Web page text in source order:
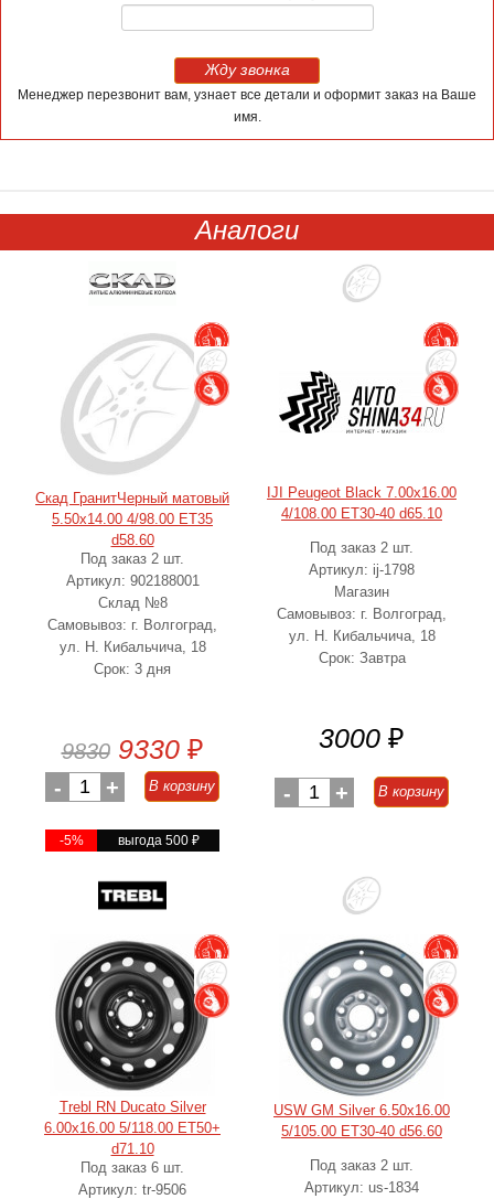
Жду звонка
Менеджер перезвонит вам, узнает все детали и оформит заказ на Ваше
имя.
Аналоги
Скад ГранитЧерный матовый
5.50x14.00 4/98.00 ET35
d58.60
Под заказ 2 шт.
Артикул: 902188001
Склад №8
Самовывоз: г. Волгоград,
ул. Н. Кибальчича, 18
Срок: 3 дня
9830 9330 ₽
- 1 + В корзину
-5% выгода 500 ₽
IJI Peugeot Black 7.00x16.00
4/108.00 ET30-40 d65.10
Под заказ 2 шт.
Артикул: ij-1798
Магазин
Самовывоз: г. Волгоград,
ул. Н. Кибальчича, 18
Срок: Завтра
3000 ₽
- 1 + В корзину
Trebl RN Ducato Silver
6.00x16.00 5/118.00 ET50+
d71.10
Под заказ 6 шт.
Артикул: tr-9506
USW GM Silver 6.50x16.00
5/105.00 ET30-40 d56.60
Под заказ 2 шт.
Артикул: us-1834